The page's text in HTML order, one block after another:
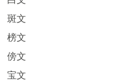
斑文
榜文
傍文
宝文